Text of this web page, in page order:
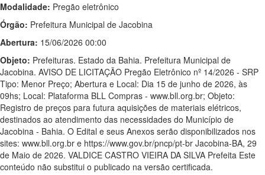
Modalidade: Pregão eletrônico
Órgão: Prefeitura Municipal de Jacobina
Abertura: 15/06/2026 00:00
Objeto: Prefeituras. Estado da Bahia. Prefeitura Municipal de
Jacobina. AVISO DE LICITAÇÃO Pregão Eletrônico nº 14/2026 - SRP
Tipo: Menor Preço; Abertura e Local: Dia 15 de junho de 2026, às
09hs; Local: Plataforma BLL Compras - www.bll.org.br; Objeto:
Registro de preços para futura aquisições de materiais elétricos,
destinados ao atendimento das necessidades do Município de
Jacobina - Bahia. O Edital e seus Anexos serão disponibilizados nos
sites: www.bll.org.br e https://www.gov.br/pncp/pt-br Jacobina-BA, 29
de Maio de 2026. VALDICE CASTRO VIEIRA DA SILVA Prefeita Este
conteúdo não substitui o publicado na versão certificada.